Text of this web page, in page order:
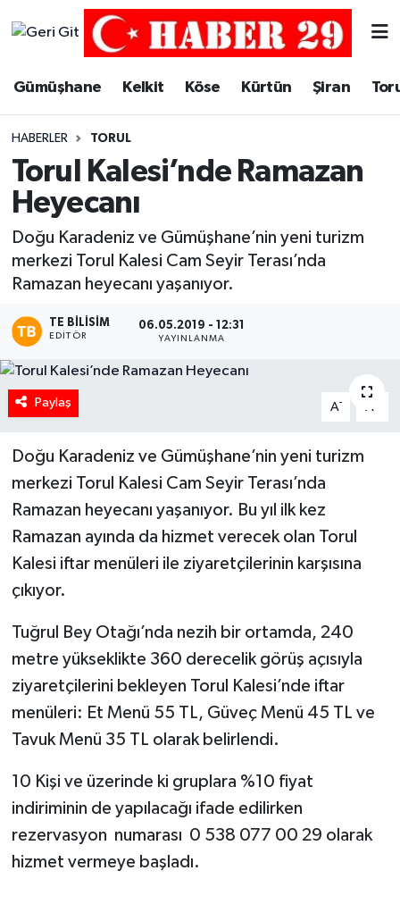
Gümüşhane Kelkit Köse Kürtün Şiran
HABERLER TORUL
Torul Kalesi’nde Ramazan
Heyecanı
Doğu Karadeniz ve Gümüşhane’nin yeni turizm
merkezi Torul Kalesi Cam Seyir Terası’nda
Ramazan heyecanı yaşanıyor.
TE BILISIM
EDITÖR
06.05.2019 - 12:31
YAYINLANMA
Paylaş A- A
Doğu Karadeniz ve Gümüşhane’nin yeni turizm
merkezi Torul Kalesi Cam Seyir Terası’nda
Ramazan heyecanı yaşanıyor. Bu yıl ilk kez
Ramazan ayında da hizmet verecek olan Torul
Kalesi iftar menüleri ile ziyaretçilerinin karşısına
çıkıyor.
Tuğrul Bey Otağı’nda nezih bir ortamda, 240
metre yükseklikte 360 derecelik görüş açısıyla
ziyaretçilerini bekleyen Torul Kalesi’nde iftar
menüleri: Et Menü 55 TL, Güveç Menü 45 TL ve
Tavuk Menü 35 TL olarak belirlendi.
10 Kişi ve üzerinde ki gruplara %10 fiyat
indiriminin de yapılacağı ifade edilirken
rezervasyon numarası 0 538 077 00 29 olarak
hizmet vermeye başladı.
Merkez Trafik Yoğunluk Haritası
Süper Lig Puan Durumu ve Fikstür
Tüm Manşetler
Haber Arşivi